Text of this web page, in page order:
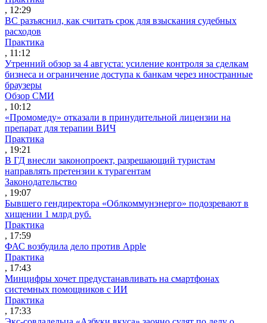
, 12:29
ВС разъяснил, как считать срок для взыскания судебных
расходов
Практика
, 11:12
Утренний обзор за 4 августа: усиление контроля за сделкам
бизнеса и ограничение доступа к банкам через иностранные
браузеры
Обзор СМИ
, 10:12
«Промомеду» отказали в принудительной лицензии на
препарат для терапии ВИЧ
Практика
, 19:21
В ГД внесли законопроект, разрешающий туристам
направлять претензии к турагентам
Законодательство
, 19:07
Бывшего гендиректора «Облкоммунэнерго» подозревают в
хищении 1 млрд руб.
Практика
, 17:59
ФАС возбудила дело против Apple
Практика
, 17:43
Минцифры хочет предустанавливать на смартфонах
системных помощников с ИИ
Практика
, 17:33